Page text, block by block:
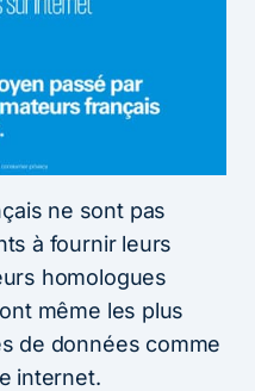
ne sont pas
à fournir leurs
homologues
même les plus
de données comme
internet.